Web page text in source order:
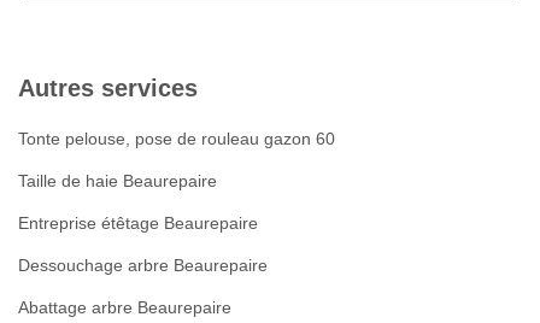
Autres services
Tonte pelouse, pose de rouleau gazon 60
Taille de haie Beaurepaire
Entreprise étêtage Beaurepaire
Dessouchage arbre Beaurepaire
Abattage arbre Beaurepaire